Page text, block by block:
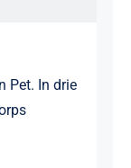
Pet. In drie